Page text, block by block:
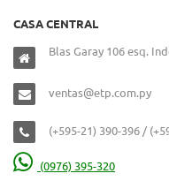
CASA CENTRAL
Blas Garay 106 esq.
ventas@etp.com.py
(+595-21) 390-396 /
(0976) 395-320